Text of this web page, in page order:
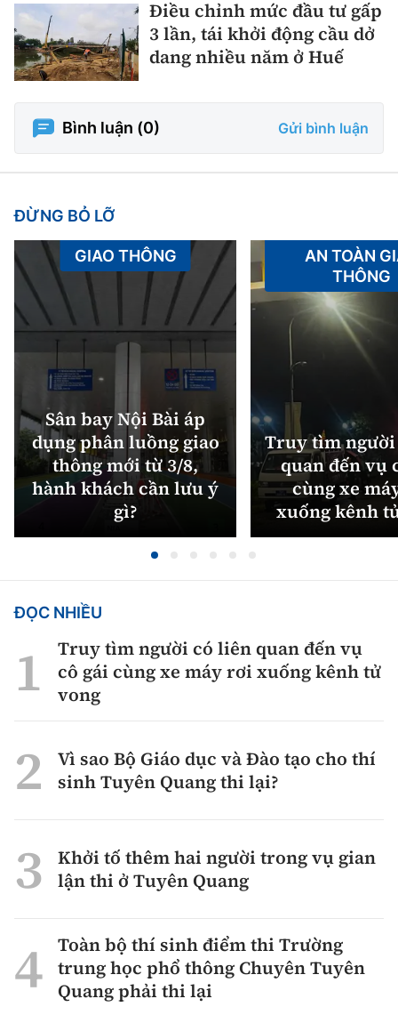
Điều chỉnh mức đầu tư gấp
3 lần, tái khởi động cầu dở
dang nhiều năm ở Huế
Bình luận (0) Gửi bình luận
ĐỪNG BỎ LỠ
Sân bay Nội Bài áp
dụng phân luồng giao
thông mới từ 3/8,
hành khách cần lưu ý
gì?
GIAO THÔNG
Truy tìm
quan đến vụ
cùng xe
xuống kênh
AN TOÀN
THÔNG
ĐỌC NHIỀU
Truy tìm người có liên quan đến vụ
cô gái cùng xe máy rơi xuống kênh tử
vong
Vì sao Bộ Giáo dục và Đào tạo cho thí
sinh Tuyên Quang thi lại?
Khởi tố thêm hai người trong vụ gian
lận thi ở Tuyên Quang
Toàn bộ thí sinh điểm thi Trường
trung học phổ thông Chuyên Tuyên
Quang phải thi lại